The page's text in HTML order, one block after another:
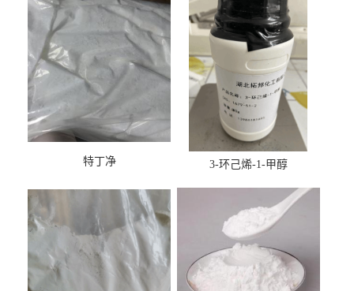
特丁净 3-环己烯-1-甲醇